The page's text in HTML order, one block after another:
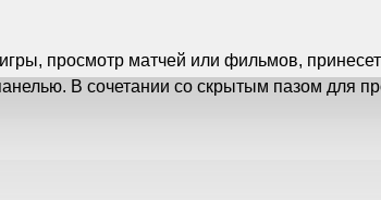
просмотр матчей или фильмов,
В сочетании со скрытым пазом для